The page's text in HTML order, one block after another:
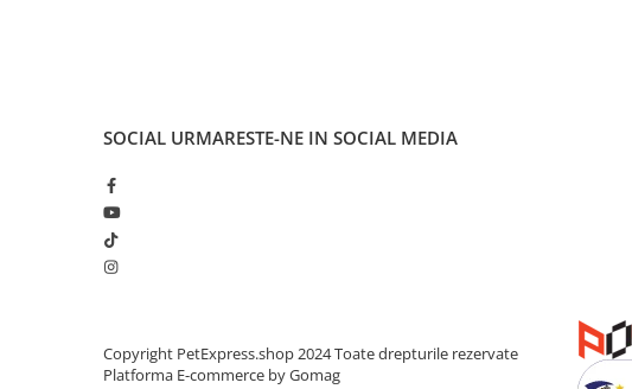
SOCIAL URMARESTE-NE IN SOCIAL MEDIA
Copyright PetExpress.shop 2024 Toate drepturile rezervate
Platforma E-commerce by Gomag